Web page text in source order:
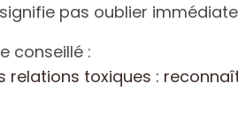
pas oublier
conseillé :
relations toxiques :